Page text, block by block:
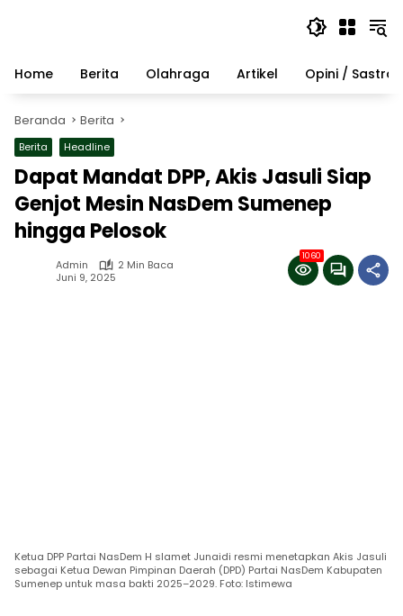
Home
Berita Olahraga Artikel Opini / Sastra
Beranda Berita
Berita Headline
Dapat Mandat DPP, Akis Jasuli Siap
Genjot Mesin NasDem Sumenep
hingga Pelosok
Admin
2 Min Baca
Juni 9, 2025
1060
Ketua DPP Partai NasDem H slamet Junaidi resmi menetapkan Akis Jasuli
sebagai Ketua Dewan Pimpinan Daerah (DPD) Partai NasDem Kabupaten
Sumenep untuk masa bakti 2025–2029. Foto: Istimewa